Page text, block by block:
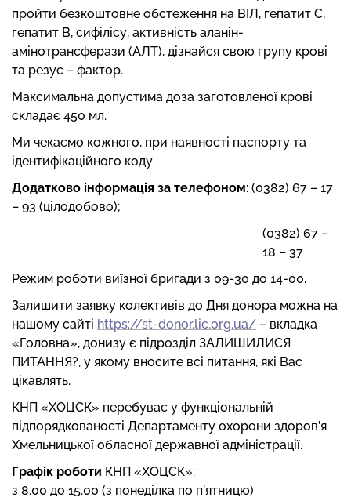
пройти безкоштовне обстеження на ВІЛ, гепатит С,
гепатит В, сифілісу, активність аланін-
амінотрансферази (АЛТ), дізнайся свою групу крові
та резус – фактор.
Максимальна допустима доза заготовленої крові
складає 450 мл.
Ми чекаємо кожного, при наявності паспорту та
ідентифікаційного коду.
Додатково інформація за телефоном: (0382) 67 – 17
– 93 (цілодобово);
(0382) 67 –
18 – 37
Режим роботи виїзної бригади з 09-30 до 14-00.
Залишити заявку колективів до Дня донора можна на
нашому сайті https://st-donor.lic.org.ua/ – вкладка
«Головна», донизу є підрозділ ЗАЛИШИЛИСЯ
ПИТАННЯ?, у якому вносите всі питання, які Вас
цікавлять.
КНП «ХОЦСК» перебуває у функціональній
підпорядкованості Департаменту охорони здоров’я
Хмельницької обласної державної адміністрації.
Графік роботи КНП «ХОЦСК»:
з 8.00 до 15.00 (з понеділка по п’ятницю)